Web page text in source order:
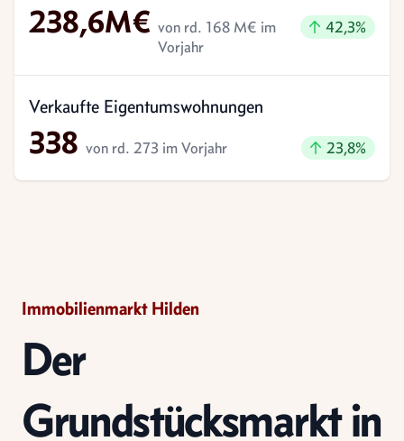
238,6M€ von rd. 168 M€ im
Vorjahr
Gestiegen um
42,3%
Verkaufte Eigentumswohnungen
338 von rd. 273 im Vorjahr Gestiegen um
23,8%
Immobilienmarkt Hilden
Der
Grundstücksmarkt in